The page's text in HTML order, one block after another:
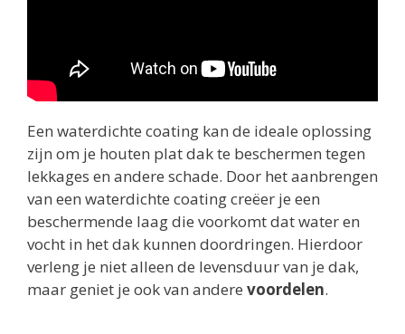
Een waterdichte coating kan de ideale oplossing
zijn om je houten plat dak te beschermen tegen
lekkages en andere schade. Door het aanbrengen
van een waterdichte coating creëer je een
beschermende laag die voorkomt dat water en
vocht in het dak kunnen doordringen. Hierdoor
verleng je niet alleen de levensduur van je dak,
maar geniet je ook van andere voordelen.